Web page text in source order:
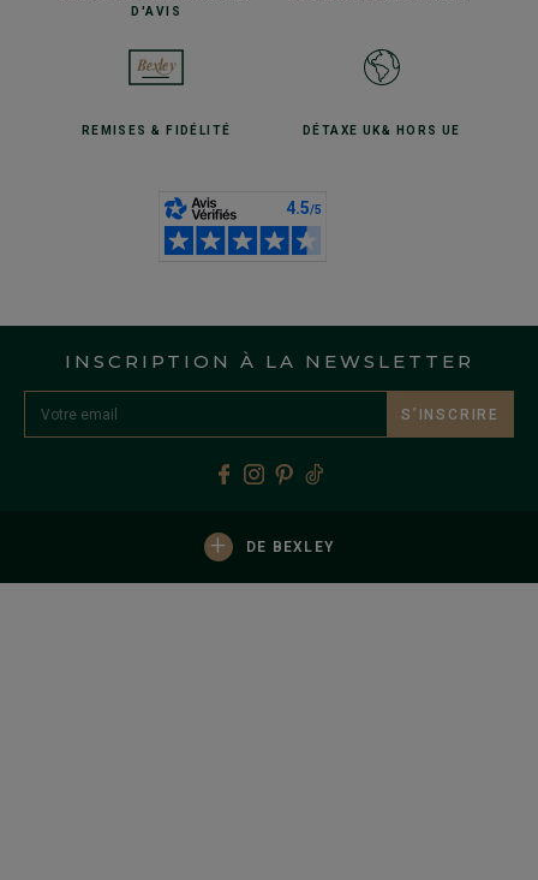
D'AVIS
REMISES& FIDÉLITÉ DÉTAXE UK& HORS UE
INSCRIPTION À LA NEWSLETTER
S’INSCRIRE
+ DE BEXLEY